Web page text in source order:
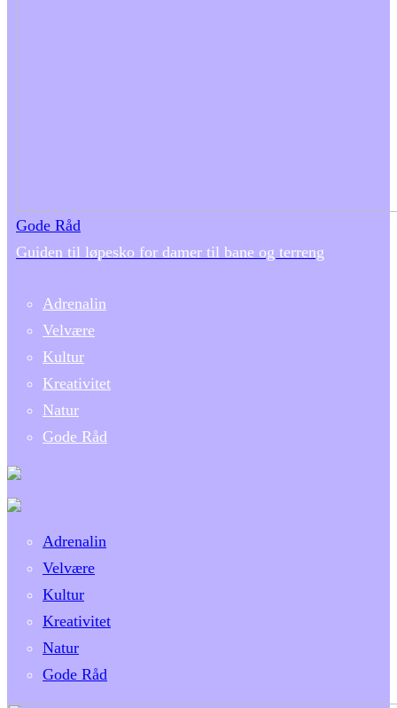
Gode Råd
Guiden til løpesko for damer til bane og terreng
Adrenalin
Velvære
Kultur
Kreativitet
Natur
Gode Råd
Adrenalin
Velvære
Kultur
Kreativitet
Natur
Gode Råd